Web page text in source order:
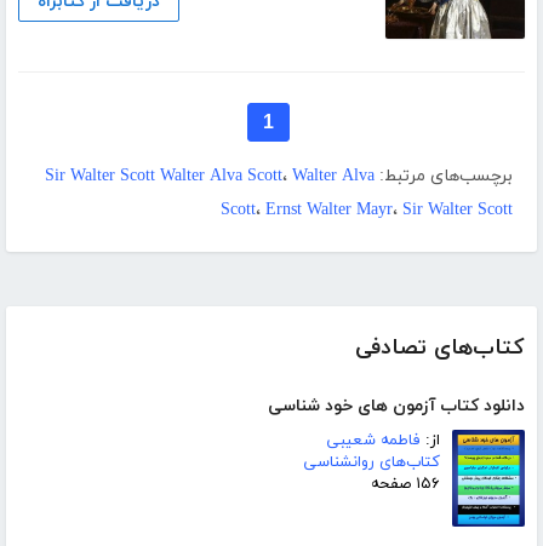
کتاب‌های تصادفی
دانلود کتاب آزمون های خود شناسی
از: فاطمه شعیبی
کتاب‌های روانشناسی
۱۵۶ صفحه
1
برچسب‌های مرتبط: Sir Walter Scott Walter Alva Scott، Walter Alva
Scott، Ernst Walter Mayr، Sir Walter Scott